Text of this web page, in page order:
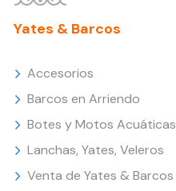
Yates & Barcos
Accesorios
Barcos en Arriendo
Botes y Motos Acuáticas
Lanchas, Yates, Veleros
Venta de Yates & Barcos